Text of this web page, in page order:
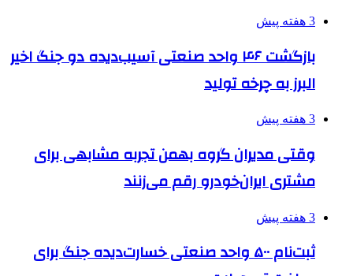
3 هفته پیش
بازگشت ۴۶ واحد صنعتی آسیب‌دیده دو جنگ اخیر
البرز به چرخه تولید
3 هفته پیش
وقتی مدیران گروه بهمن تجربه مشابهی برای
مشتری ایران‌خودرو رقم می‌زنند
3 هفته پیش
ثبت‌نام ۵۰۰ واحد صنعتی خسارت‌دیده جنگ برای